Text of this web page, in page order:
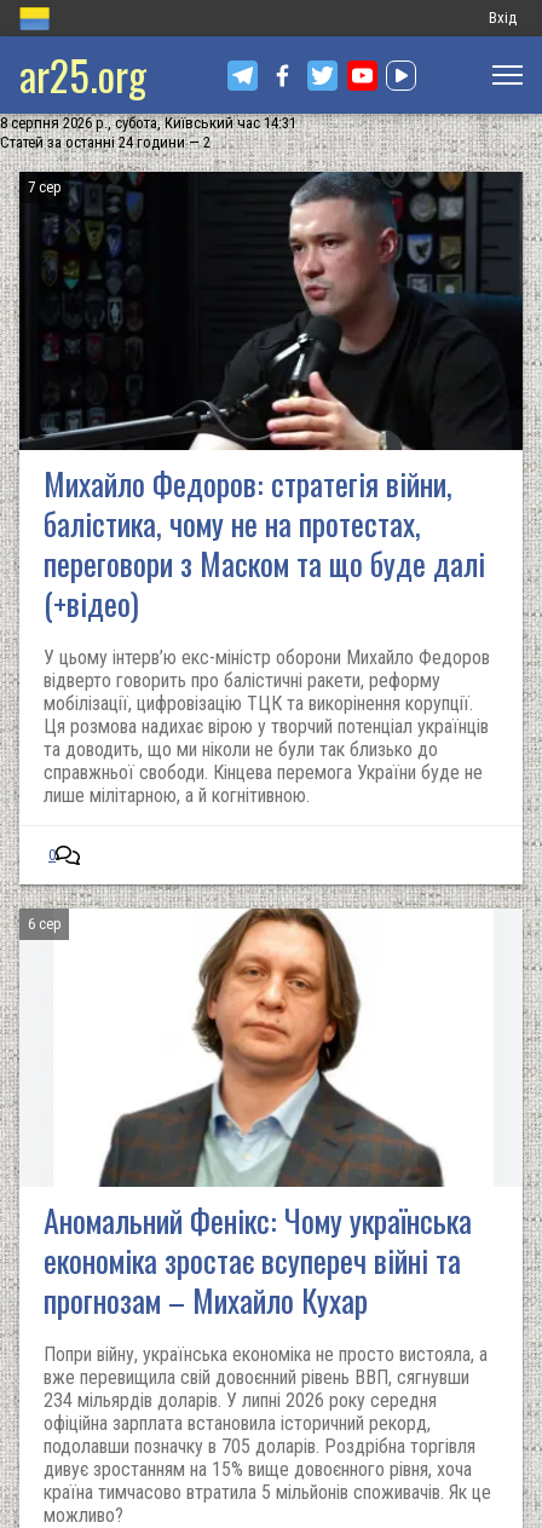
Меню
запису
Вхід
ar25.org
8 серпня 2026 р., субота, Київський час 14:31
Статей за останні 24 години — 2
7 сер
Михайло Федоров: стратегія війни,
балістика, чому не на протестах,
переговори з Маском та що буде далі
(+відео)
У цьому інтерв’ю екс-міністр оборони Михайло Федоров
відверто говорить про балістичні ракети, реформу
мобілізації, цифровізацію ТЦК та викорінення корупції.
Ця розмова надихає вірою у творчий потенціал українців
та доводить, що ми ніколи не були так близько до
справжньої свободи. Кінцева перемога України буде не
лише мілітарною, а й когнітивною.
0
6 сер
Аномальний Фенікс: Чому українська
економіка зростає всупереч війні та
прогнозам – Михайло Кухар
Попри війну, українська економіка не просто вистояла, а
вже перевищила свій довоєнний рівень ВВП, сягнувши
234 мільярдів доларів. У липні 2026 року середня
офіційна зарплата встановила історичний рекорд,
подолавши позначку в 705 доларів. Роздрібна торгівля
дивує зростанням на 15% вище довоєнного рівня, хоча
країна тимчасово втратила 5 мільйонів споживачів. Як це
можливо?